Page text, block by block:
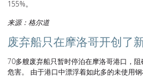
155%。
来源：格尔道
废弃船只在摩洛哥开创了
70多艘废弃船只暂时停泊在摩洛哥港口，
危害。 由于港口中漂浮着如此多的未使用